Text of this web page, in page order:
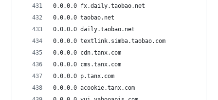
0.0.0.0 fx.daily.taobao.net
0.0.0.0 taobao.net
0.0.0.0 daily.taobao.net
0.0.0.0 textlink.simba.taobao.com
0.0.0.0 cdn.tanx.com
0.0.0.0 cms.tanx.com
0.0.0.0 p.tanx.com
0.0.0.0 acookie.tanx.com